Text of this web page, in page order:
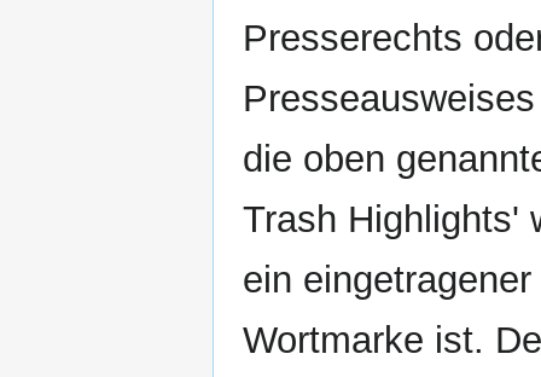
Presserechts
die oben
Trash Highlights'
ein
Wortmarke ist.